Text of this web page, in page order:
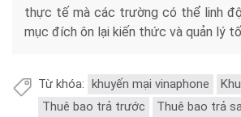
thực tế mà các trường có thể linh
mục đích ôn lại kiến thức và quản lý
Từ khóa: khuyến mại vinaphone
Thuê bao trả trước
Thuê bao trả